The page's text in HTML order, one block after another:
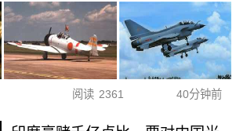
阅读 2361 40分钟前